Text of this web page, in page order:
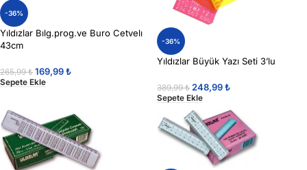
-36%
Yıldızlar Bılg.prog.ve Buro Cetvelı
43cm
265,99₺ 169,99₺
Sepete Ekle
-36%
Yıldızlar Büyük Yazı Seti 3’lu
389,99₺ 248,99₺
Sepete Ekle